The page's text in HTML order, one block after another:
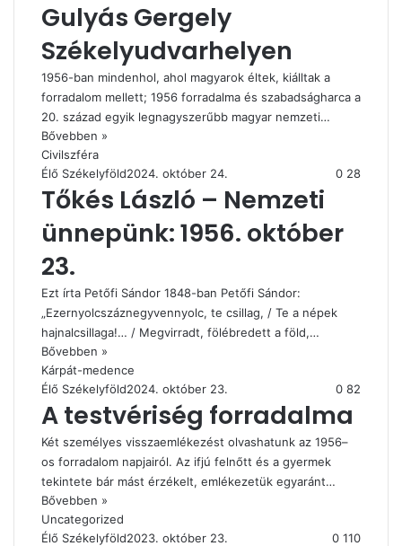
Gulyás Gergely
Székelyudvarhelyen
1956-ban mindenhol, ahol magyarok éltek, kiálltak a
forradalom mellett; 1956 forradalma és szabadságharca a
20. század egyik legnagyszerűbb magyar nemzeti…
Bővebben »
Civilszféra
Élő Székelyföld2024. október 24. 0 28
Tőkés László – Nemzeti
ünnepünk: 1956. október
23.
Ezt írta Petőfi Sándor 1848-ban Petőfi Sándor:
„Ezernyolcszáznegyvennyolc, te csillag, / Te a népek
hajnalcsillaga!… / Megvirradt, fölébredett a föld,…
Bővebben »
Kárpát-medence
Élő Székelyföld2024. október 23. 0 82
A testvériség forradalma
Két személyes visszaemlékezést olvashatunk az 1956–
os forradalom napjairól. Az ifjú felnőtt és a gyermek
tekintete bár mást érzékelt, emlékezetük egyaránt…
Bővebben »
Uncategorized
Élő Székelyföld2023. október 23. 0 110